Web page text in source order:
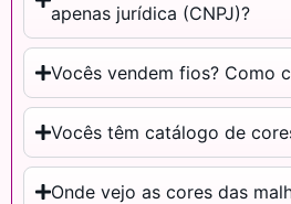
apenas jurídica (CNPJ)?
Vocês vendem fios? Como
Vocês têm catálogo de
Onde vejo as cores das